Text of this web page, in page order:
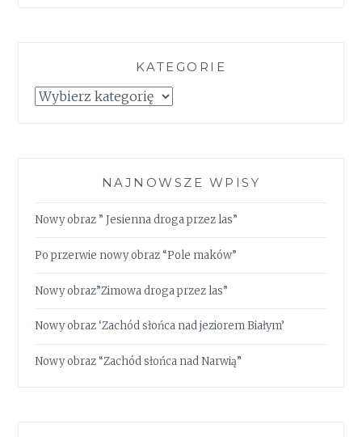
KATEGORIE
Kategorie
NAJNOWSZE WPISY
Nowy obraz ” Jesienna droga przez las”
Po przerwie nowy obraz “Pole maków”
Nowy obraz”Zimowa droga przez las”
Nowy obraz ‘Zachód słońca nad jeziorem Białym’
Nowy obraz “Zachód słońca nad Narwią”